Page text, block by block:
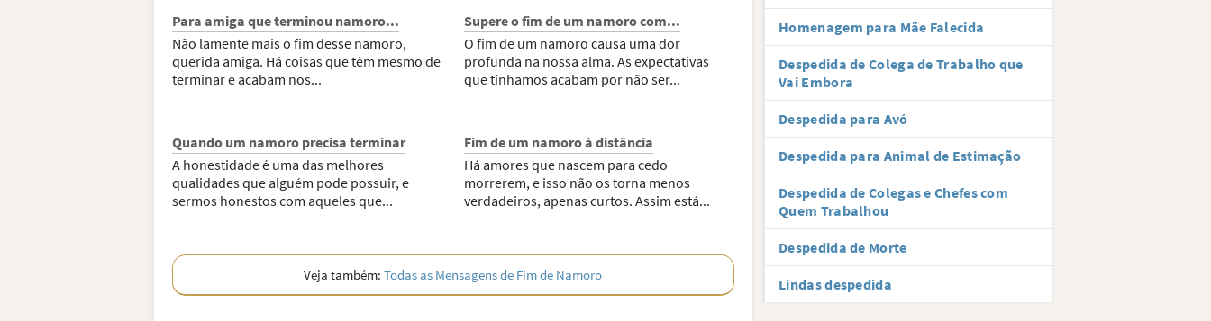
Para amiga que terminou namoro...
Não lamente mais o fim desse namoro,
querida amiga. Há coisas que têm mesmo de
terminar e acabam nos...
Supere o fim de um namoro com...
O fim de um namoro causa uma dor
profunda na nossa alma. As expectativas
que tínhamos acabam por não ser...
Quando um namoro precisa terminar
A honestidade é uma das melhores
qualidades que alguém pode possuir, e
sermos honestos com aqueles que...
Fim de um namoro à distância
Há amores que nascem para cedo
morrerem, e isso não os torna menos
verdadeiros, apenas curtos. Assim está...
Veja também:Todas as Mensagens de Fim de Namoro
Homenagem para Mãe Falecida
Despedida de Colega de Trabalho que
Vai Embora
Despedida para Avó
Despedida para Animal de Estimação
Despedida de Colegas e Chefes com
Quem Trabalhou
Despedida de Morte
Lindas despedida